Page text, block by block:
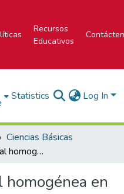
Recursos
Educativos
Statistics Log In
Ciencias Básicas
Ecuación diferencial homogénea en x(y)
homogénea en